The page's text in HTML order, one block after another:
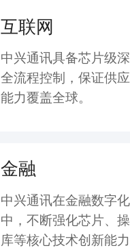
互联网
中兴通讯具备芯片级
全流程控制，保证供
能力覆盖全球。
金融
中兴通讯在金融数字
中，不断强化芯片、
库等核心技术创新能